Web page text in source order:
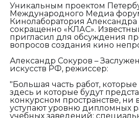
Уникальным проектом
Международного Медиа
Кинолаборатория Александра
сокращенно «КЛАС».
пригласил для обсуждения
вопросов создания кино
Александр Сокуров –
искусств РФ, режиссер:
"Большая часть работ,
здесь и которые будут
конкурсном пространстве, ни
уступают уровню дипломных
учебных заведений: